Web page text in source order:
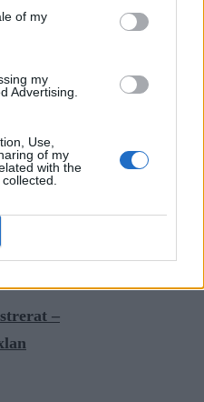
of my
my
Advertising.
Use,
of my
with the
för 1 150 000 kronor
för 3 100 000 kronor
– fastighetsbolag i
–